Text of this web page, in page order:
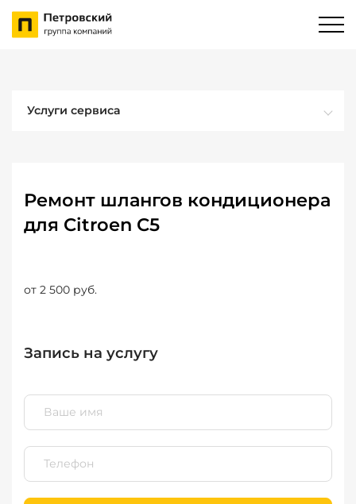
Услуги сервиса
Ремонт шлангов кондиционера
для Citroen C5
от 2 500 руб.
Запись на услугу